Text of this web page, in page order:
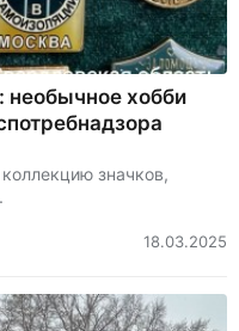
необычное хобби
значков,
18.03.2025